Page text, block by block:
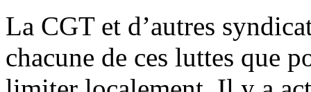
La CGT et d’autres
chacune de ces luttes que